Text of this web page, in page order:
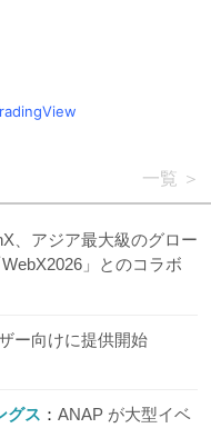
一覧
、アジア最大級のグロー
」とのコラボ
ー向けに提供開始
グス
ANAP が大型イベ